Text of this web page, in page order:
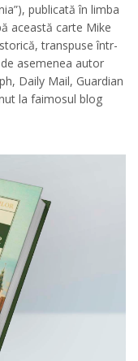
publicată în limba
această carte Mike
transpuse într-
asemenea autor
Daily Mail, Guardian
la faimosul blog